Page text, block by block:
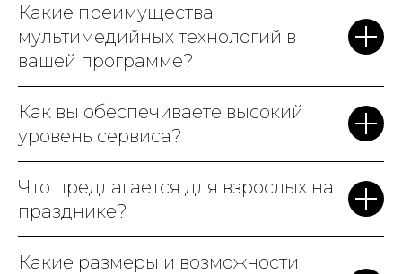
Какие преимущества
мультимедийных технологий в
вашей программе?
Как вы обеспечиваете высокий
уровень сервиса?
Что предлагается для взрослых на
празднике?
Какие размеры и возможности